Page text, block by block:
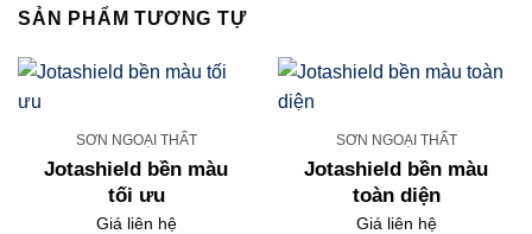
SẢN PHẨM TƯƠNG TỰ
SƠN NGOẠI THẤT
Jotashield bền màu
tối ưu
Giá liên hệ
SƠN NGOẠI THẤT
Jotashield bền màu
toàn diện
Giá liên hệ